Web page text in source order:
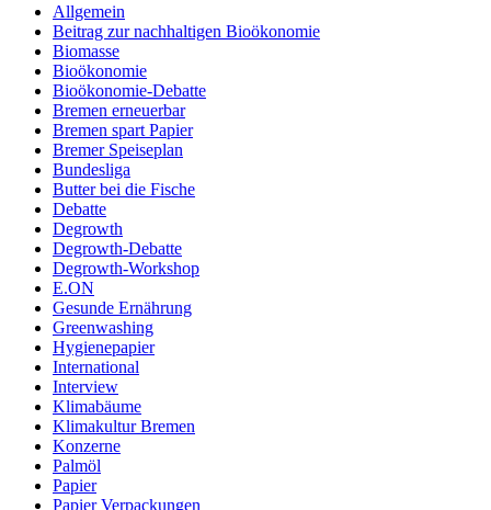
Allgemein
Beitrag zur nachhaltigen Bioökonomie
Biomasse
Bioökonomie
Bioökonomie-Debatte
Bremen erneuerbar
Bremen spart Papier
Bremer Speiseplan
Bundesliga
Butter bei die Fische
Debatte
Degrowth
Degrowth-Debatte
Degrowth-Workshop
E.ON
Gesunde Ernährung
Greenwashing
Hygienepapier
International
Interview
Klimabäume
Klimakultur Bremen
Konzerne
Palmöl
Papier
Papier Verpackungen